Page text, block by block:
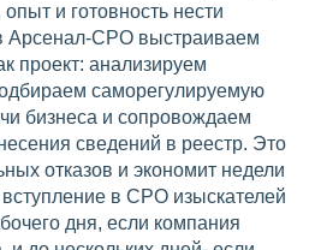
и готовность нести
Арсенал-СРО выстраиваем
проект: анализируем
саморегулируемую
бизнеса и сопровождаем
сведений в реестр. Это
отказов и экономит недели
в СРО изыскателей
дня, если компания